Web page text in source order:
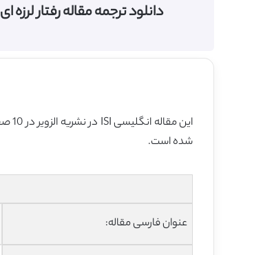
دانلود ترجمه مقاله رفتار لرزه ای
این مقاله انگلیسی ISI در نشریه الزویر در 10 صفحه در سال 2018 منتشر شده و ترجمه آن 22 صفحه میباشد. کیفیت ترجمه این مقاله ویژه – طلایی
شده است.
عنوان فارسی مقاله: